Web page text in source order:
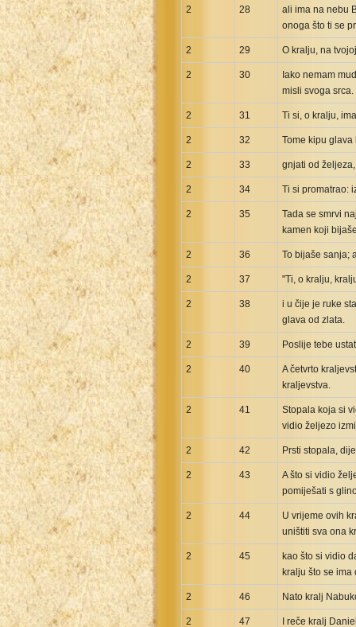
2 28
ali ima na nebu
onoga što ti se
2 29 O kralju, na
2 30
Iako nemam
misli svoga srca.
2 31 Ti si, o kralju,
2 32 Tome kipu
2 33 gnjati od
2 34 Ti si promatrao:
2 35
Tada se smrvi
kamen koji
2 36 To bijaše sanja;
2 37 "Ti, o kralju,
2 38
i u čije je ruke
glava od zlata.
2 39 Poslije tebe
2 40
A četvrto
kraljevstva.
2 41
Stopala koja si
vidio željezo
2 42 Prsti stopala,
2 43
A što si vidio
pomiješati s
2 44
U vrijeme ovih
uništiti sva ona
2 45
kao što si vidio
kralju što se
2 46 Nato kralj
2 47 I reče kralj